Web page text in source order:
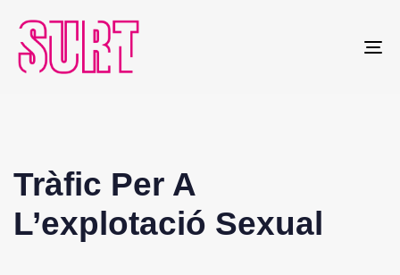
Tràfic Per A
L’explotació Sexual